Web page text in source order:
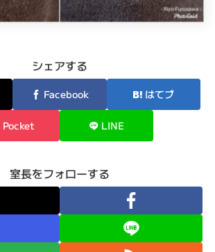
シェアする
Facebook はてブ
Pocket LINE
室長をフォローする